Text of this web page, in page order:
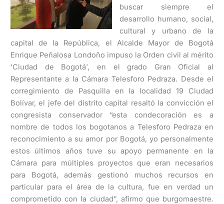
buscar siempre el
desarrollo humano, social,
cultural y urbano de la
capital de la República, el Alcalde Mayor de Bogotá
Enrique Peñalosa Londoño impuso la Orden civil al mérito
‘Ciudad de Bogotá’, en el grado Gran Oficial al
Representante a la Cámara Telesforo Pedraza. Desde el
corregimiento de Pasquilla en la localidad 19 Ciudad
Bolívar, el jefe del distrito capital resaltó la convicción el
congresista conservador “esta condecoración es a
nombre de todos los bogotanos a Telesforo Pedraza en
reconocimiento a su amor por Bogotá, yo personalmente
estos últimos años tuve su apoyo permanente en la
Cámara para múltiples proyectos que eran necesarios
para Bogotá, además gestionó muchos recursos en
particular para el área de la cultura, fue en verdad un
comprometido con la ciudad”, afirmo que burgomaestre.